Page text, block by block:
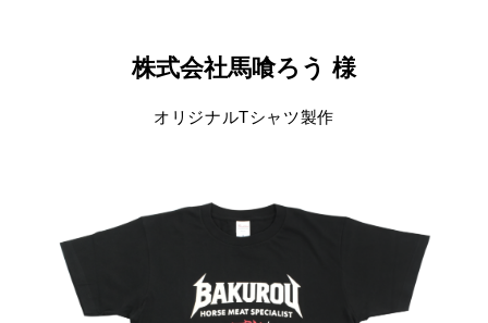
株式会社馬喰ろう 様
オリジナルTシャツ製作